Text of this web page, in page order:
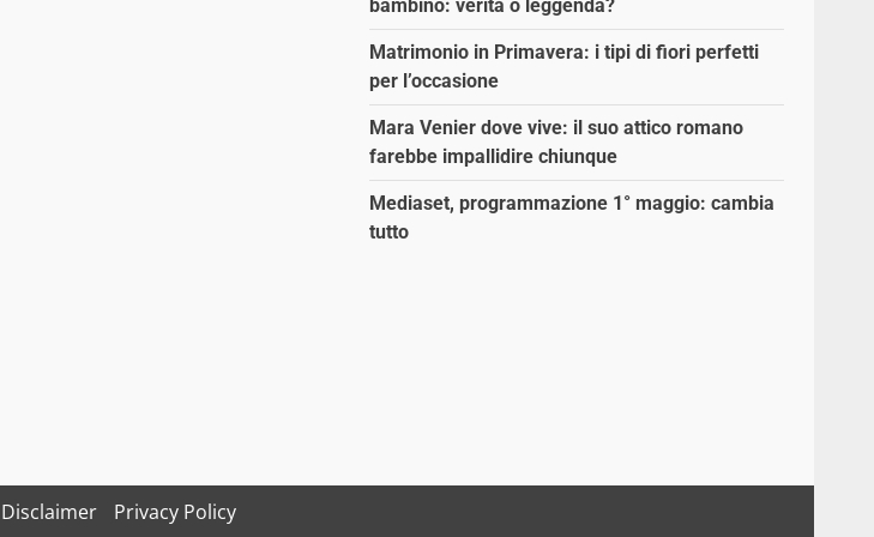
bambino: verità o leggenda?
Matrimonio in Primavera: i tipi di fiori perfetti
per l’occasione
Mara Venier dove vive: il suo attico romano
farebbe impallidire chiunque
Mediaset, programmazione 1° maggio: cambia
tutto
Disclaimer Privacy Policy